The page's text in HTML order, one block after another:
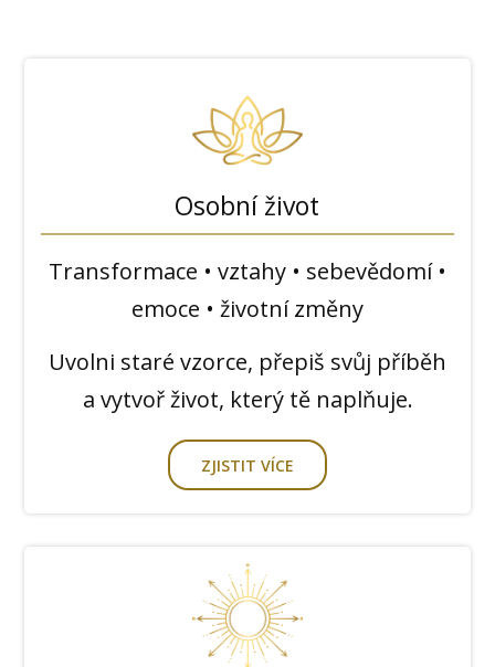
Osobní život
Transformace • vztahy • sebevědomí •
emoce • životní změny
Uvolni staré vzorce, přepiš svůj příběh
a vytvoř život, který tě naplňuje.
ZJISTIT VÍCE